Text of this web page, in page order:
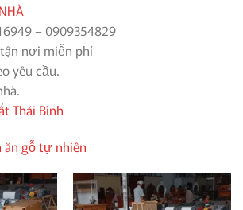
– 0909354829
nơi miễn phí
yêu cầu.
Thái Bình
ăn gỗ tự nhiên